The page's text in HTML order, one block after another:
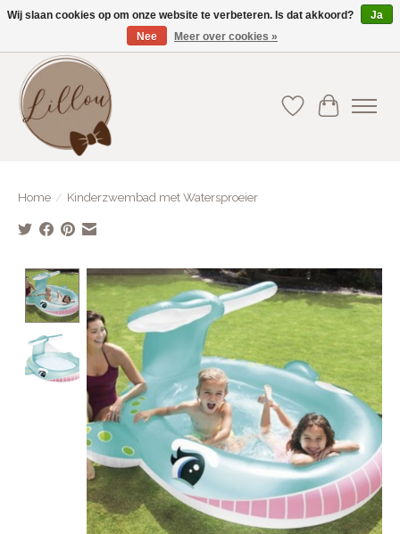
Gratis verzending vanaf €75(BE) en €100(NL)
Verlanglijst
Home / Kinderzwembad met Watersproeier
Product image slideshow Items
Wij slaan cookies op om onze website te verbeteren. Is dat akkoord?
Ja
Nee
Meer over cookies »